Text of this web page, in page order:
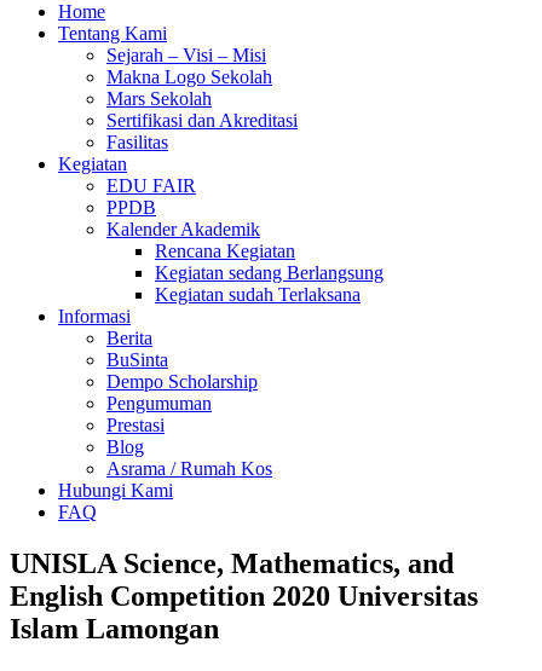
Home
Tentang Kami
Sejarah – Visi – Misi
Makna Logo Sekolah
Mars Sekolah
Sertifikasi dan Akreditasi
Fasilitas
Kegiatan
EDU FAIR
PPDB
Kalender Akademik
Rencana Kegiatan
Kegiatan sedang Berlangsung
Kegiatan sudah Terlaksana
Informasi
Berita
BuSinta
Dempo Scholarship
Pengumuman
Prestasi
Blog
Asrama / Rumah Kos
Hubungi Kami
FAQ
UNISLA Science, Mathematics, and
English Competition 2020 Universitas
Islam Lamongan